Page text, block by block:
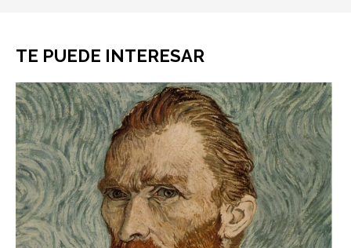
TE PUEDE INTERESAR